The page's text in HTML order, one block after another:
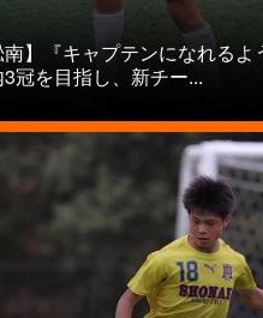
南】『キャプテンになれる
冠を目指し、新チー...